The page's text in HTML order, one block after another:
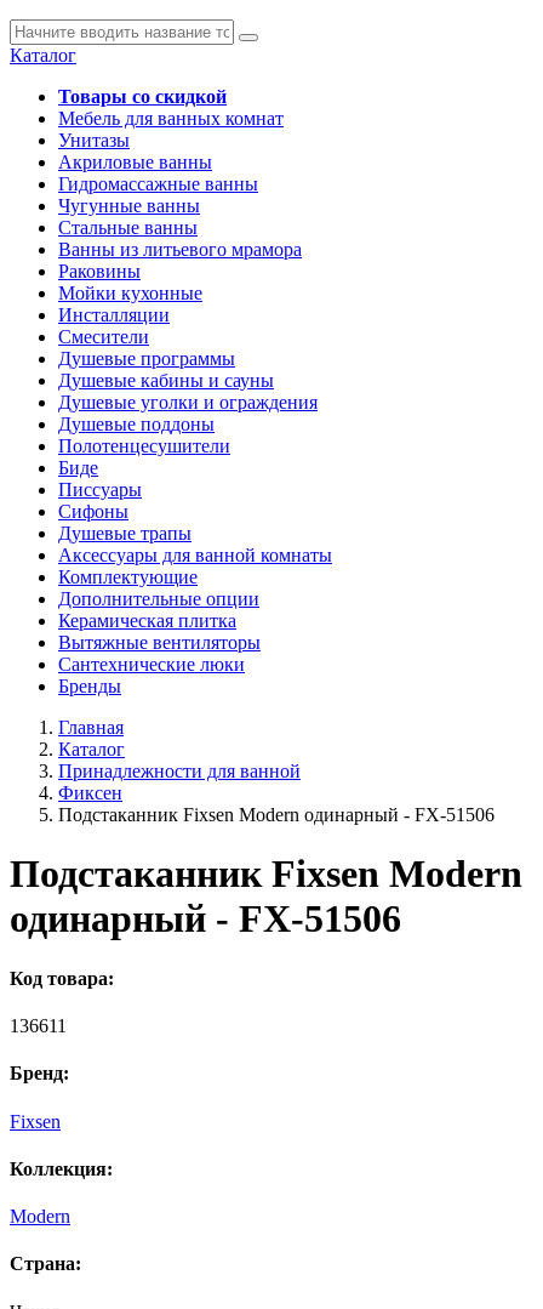
Каталог
Товары со скидкой
Мебель для ванных комнат
Унитазы
Акриловые ванны
Гидромассажные ванны
Чугунные ванны
Стальные ванны
Ванны из литьевого мрамора
Раковины
Мойки кухонные
Инсталляции
Смесители
Душевые программы
Душевые кабины и сауны
Душевые уголки и ограждения
Душевые поддоны
Полотенцесушители
Биде
Писсуары
Сифоны
Душевые трапы
Аксессуары для ванной комнаты
Комплектующие
Дополнительные опции
Керамическая плитка
Вытяжные вентиляторы
Сантехнические люки
Бренды
Главная
Каталог
Принадлежности для ванной
Фиксен
Подстаканник Fixsen Modern одинарный - FX-51506
Подстаканник Fixsen Modern
одинарный - FX-51506
Код товара:
136611
Бренд:
Fixsen
Коллекция:
Modern
Страна: